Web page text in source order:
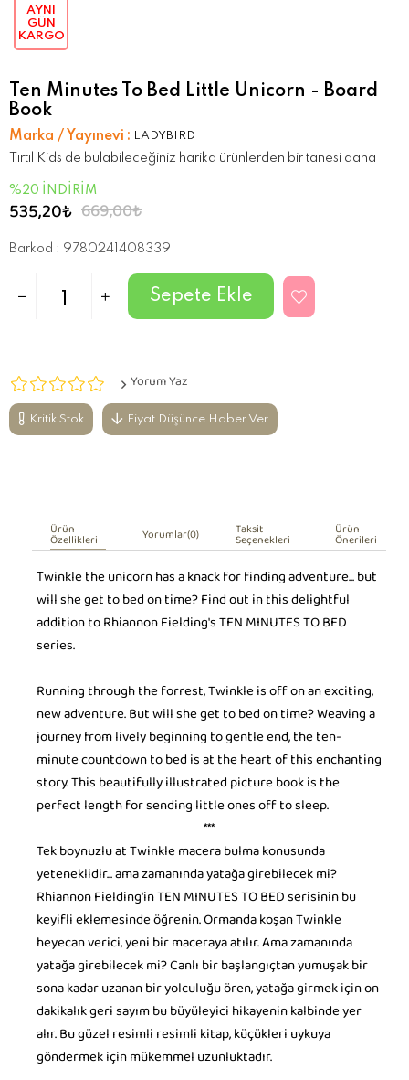
AYNI
GÜN
KARGO
Ten Minutes To Bed Little Unicorn - Board
Book
Marka / Yayınevi : LADYBIRD
Tırtıl Kids de bulabileceğiniz harika ürünlerden bir tanesi daha
%20 İNDIRIM
535,20₺ 669,00₺
Barkod : 9780241408339
Yorum Yaz
Kritik Stok Fiyat Düşünce Haber Ver
Ürün
Özellikleri Yorumlar(0) Taksit
Seçenekleri Ürün
Önerileri
Twinkle the unicorn has a knack for finding adventure... but
will she get to bed on time? Find out in this delightful
addition to Rhiannon Fielding's TEN MINUTES TO BED
series.
Running through the forrest, Twinkle is off on an exciting,
new adventure. But will she get to bed on time? Weaving a
journey from lively beginning to gentle end, the ten-
minute countdown to bed is at the heart of this enchanting
story. This beautifully illustrated picture book is the
perfect length for sending little ones off to sleep.
***
Tek boynuzlu at Twinkle macera bulma konusunda
yeteneklidir... ama zamanında yatağa girebilecek mi?
Rhiannon Fielding'in TEN MINUTES TO BED serisinin bu
keyifli eklemesinde öğrenin. Ormanda koşan Twinkle
heyecan verici, yeni bir maceraya atılır. Ama zamanında
yatağa girebilecek mi? Canlı bir başlangıçtan yumuşak bir
sona kadar uzanan bir yolculuğu ören, yatağa girmek için on
dakikalık geri sayım bu büyüleyici hikayenin kalbinde yer
alır. Bu güzel resimli resimli kitap, küçükleri uykuya
göndermek için mükemmel uzunluktadır.